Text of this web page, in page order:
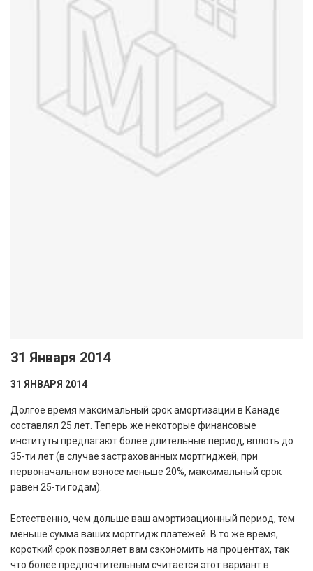
31 Января 2014
31 ЯНВАРЯ 2014
Долгое время максимальный срок амортизации в Канаде
составлял 25 лет. Теперь же некоторые финансовые
институты предлагают более длительные период, вплоть до
35-ти лет (в случае застрахованных мортгиджей, при
первоначальном взносе меньше 20%, максимальный срок
равен 25-ти годам).
Естественно, чем дольше ваш амортизационный период, тем
меньше сумма ваших мортгидж платежей. В то же время,
короткий срок позволяет вам сэкономить на процентах, так
что более предпочтительным считается этот вариант в